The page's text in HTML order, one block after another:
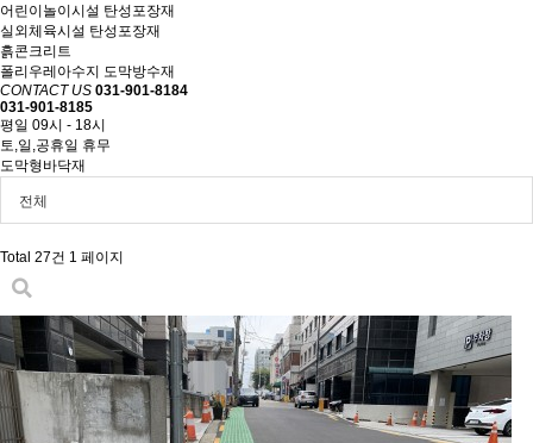
어린이놀이시설 탄성포장재
실외체육시설 탄성포장재
흙콘크리트
폴리우레아수지 도막방수재
CONTACT US 031-901-8184
031-901-8185
평일 09시 - 18시
토,일,공휴일 휴무
도막형바닥재
전체
Total 27건 1 페이지